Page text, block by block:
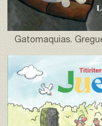
Gatomaquias.